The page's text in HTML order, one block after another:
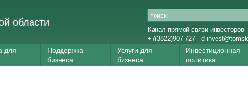
области
Канал прямой связи инвесторов
+7(3822)907-727
d-
для
Поддержка
бизнеса
Услуги для
бизнеса
Инвестиционная
политика